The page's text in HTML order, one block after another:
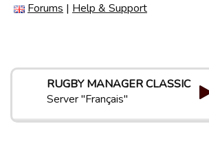
Forums | Help & Support
RUGBY MANAGER CLASSIC
Server "Français"